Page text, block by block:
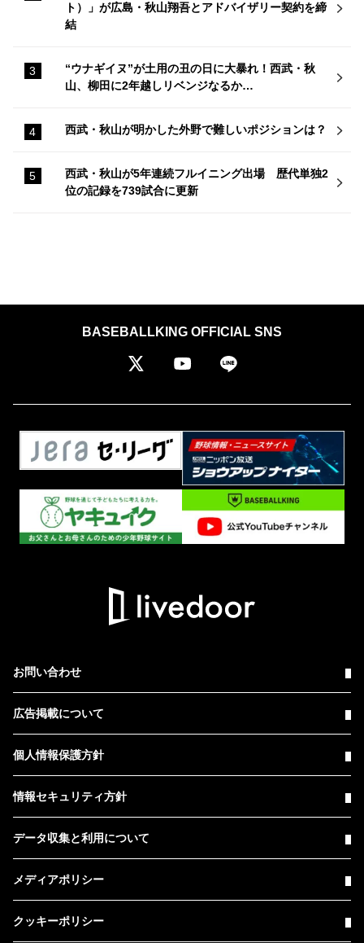
ト）」が広島・秋山翔吾とアドバイザリー契約を締
結
“ウナギイヌ”が土用の丑の日に大暴れ！西武・秋
山、柳田に2年越しリベンジなるか…
西武・秋山が明かした外野で難しいポジションは？
西武・秋山が5年連続フルイニング出場 歴代単独2
位の記録を739試合に更新
BASEBALLKING OFFICIAL SNS
お問い合わせ
広告掲載について
個人情報保護方針
情報セキュリティ方針
データ収集と利用について
メディアポリシー
クッキーポリシー